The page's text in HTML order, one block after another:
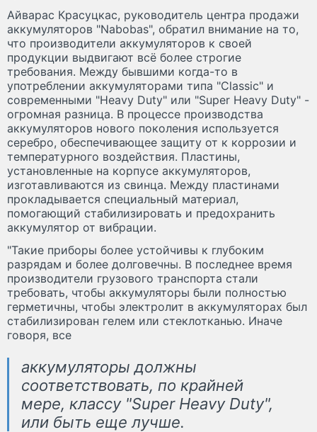
Айварас Красуцкас, руководитель центра продажи
аккумуляторов "Nabobas", обратил внимание на то,
что производители аккумуляторов к своей
продукции выдвигают всё более строгие
требования. Между бывшими когда-то в
употреблении аккумуляторами типа "Classic" и
современными "Heavy Duty" или "Super Heavy Duty" -
огромная разница. В процессе производства
аккумуляторов нового поколения используется
серебро, обеспечивающее защиту от к коррозии и
температурного воздействия. Пластины,
установленные на корпусе аккумуляторов,
изготавливаются из свинца. Между пластинами
прокладывается специальный материал,
помогающий стабилизировать и предохранить
аккумулятор от вибрации.
"Такие приборы более устойчивы к глубоким
разрядам и более долговечны. В последнее время
производители грузового транспорта стали
требовать, чтобы аккумуляторы были полностью
герметичны, чтобы электролит в аккумуляторах был
стабилизирован гелем или стеклотканью. Иначе
говоря, все
аккумуляторы должны
соответствовать, по крайней
мере, классу "Super Heavy Duty",
или быть еще лучше.